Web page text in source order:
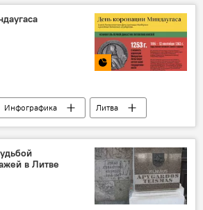
Инфографика
Литва
государства
государство
в Литве